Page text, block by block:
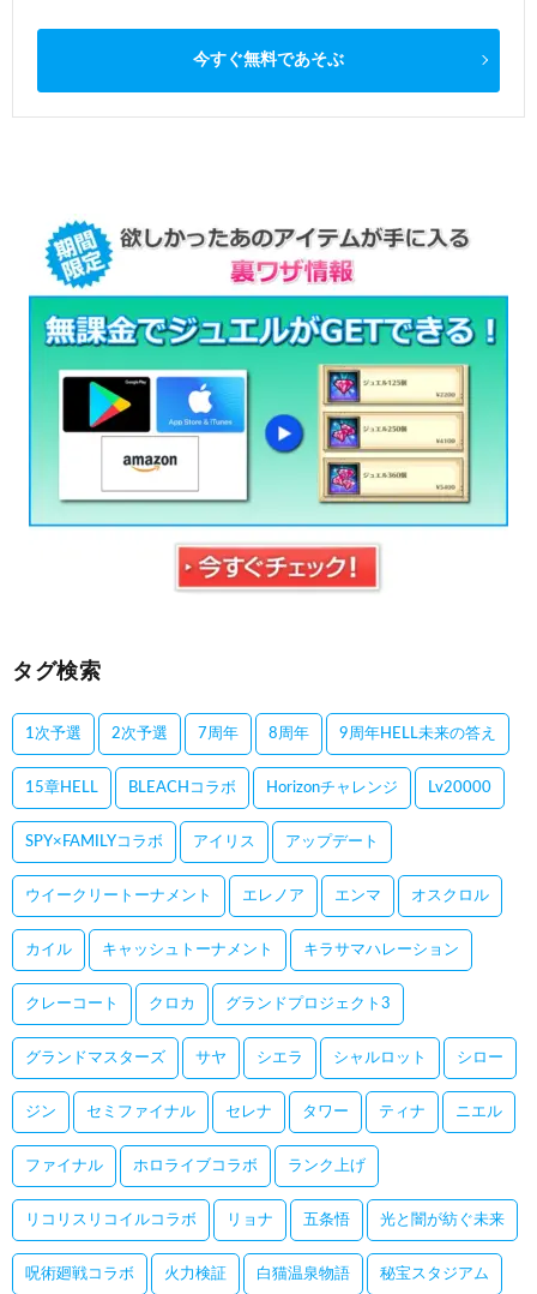
今すぐ無料であそぶ
タグ検索
1次予選 2次予選 7周年 8周年 9周年HELL未来の答え
15章HELL BLEACHコラボ Horizonチャレンジ Lv20000
SPY×FAMILYコラボ アイリス アップデート
ウイークリートーナメント エレノア エンマ オスクロル
カイル キャッシュトーナメント キラサマハレーション
クレーコート クロカ グランドプロジェクト3
グランドマスターズ サヤ シエラ シャルロット シロー
ジン セミファイナル セレナ タワー ティナ ニエル
ファイナル ホロライブコラボ ランク上げ
リコリスリコイルコラボ リョナ 五条悟 光と闇が紡ぐ未来
呪術廻戦コラボ 火力検証 白猫温泉物語 秘宝スタジアム